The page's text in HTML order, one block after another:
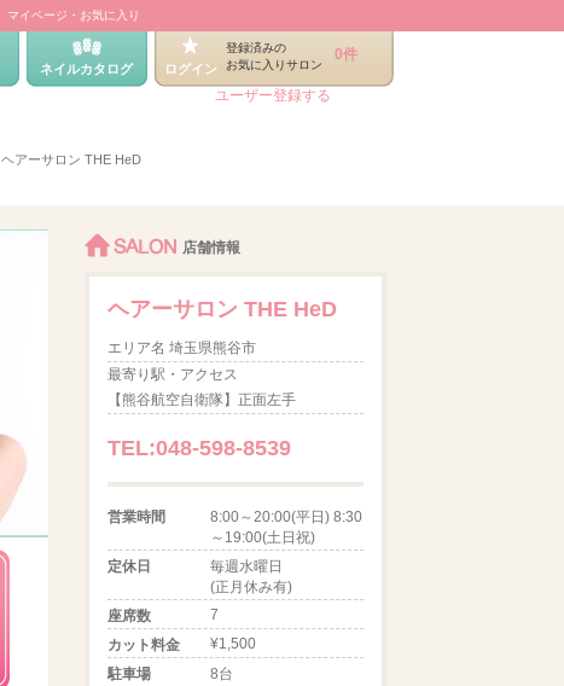
マイページ・お気に入り
ネイルカタログ ログイン
登録済みの
お気に入りサロン
0件
ユーザー登録する
ヘアーサロン THE HeD
SALON 店舗情報
ヘアーサロン THE HeD
エリア名 埼玉県熊谷市
最寄り駅・アクセス
【熊谷航空自衛隊】正面左手
TEL:048-598-8539
営業時間
8:00～20:00(平日) 8:30
～19:00(土日祝)
定休日
毎週水曜日
(正月休み有)
座席数
7
カット料金
¥1,500
駐車場
8台